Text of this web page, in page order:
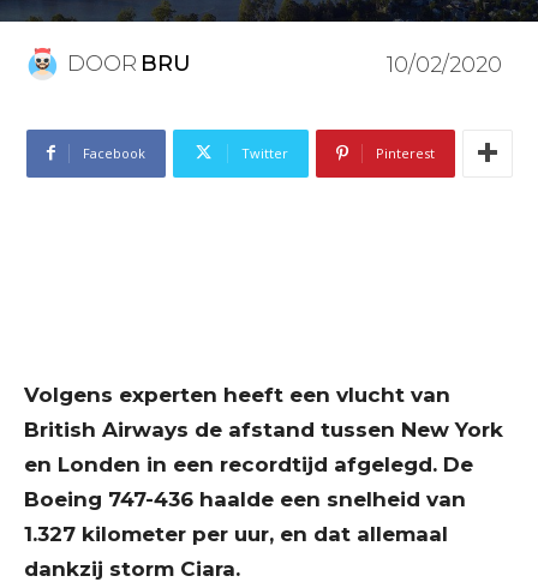
DOOR BRU 10/02/2020
Facebook Twitter Pinterest
Volgens experten heeft een vlucht van
British Airways de afstand tussen New York
en Londen in een recordtijd afgelegd. De
Boeing 747-436 haalde een snelheid van
1.327 kilometer per uur, en dat allemaal
dankzij storm Ciara.